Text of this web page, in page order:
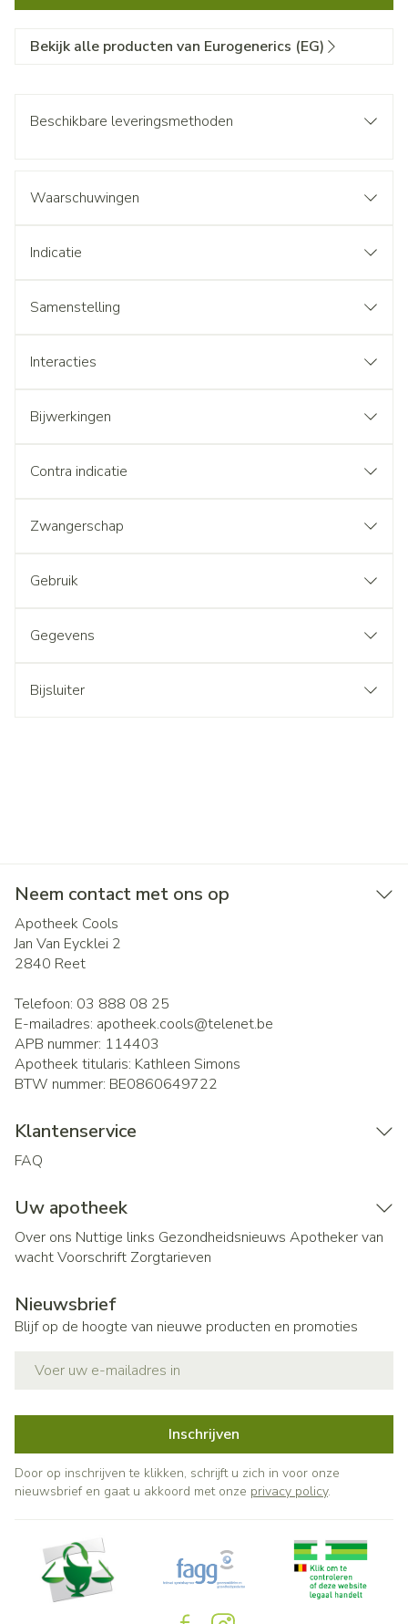
Bekijk alle producten van Eurogenerics (EG)
Beschikbare leveringsmethoden
Waarschuwingen
Indicatie
Samenstelling
Interacties
Bijwerkingen
Contra indicatie
Zwangerschap
Gebruik
Gegevens
Bijsluiter
Neem contact met ons op
Apotheek Cools
Jan Van Eycklei 2
2840 Reet
Telefoon: 03 888 08 25
E-mailadres: apotheek.cools@telenet.be
APB nummer: 114403
Apotheek titularis: Kathleen Simons
BTW nummer: BE0860649722
Klantenservice
FAQ
Uw apotheek
Over ons Nuttige links Gezondheidsnieuws Apotheker van
wachtVoorschrift Zorgtarieven
Nieuwsbrief
Blijf op de hoogte van nieuwe producten en promoties
Inschrijven
Door op inschrijven te klikken, schrijft u zich in voor onze
nieuwsbrief en gaat u akkoord met onze privacy policy.